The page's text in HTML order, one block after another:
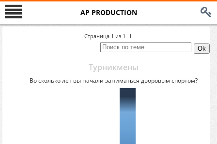
AP PRODUCTION
Страница 1 из 1 1
Турникмены
Во сколько лет вы начали заниматься дворовым спортом?